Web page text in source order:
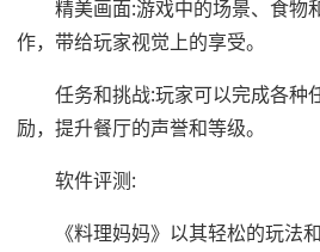
精美画面:游戏中的场景、食物
作，带给玩家视觉上的享受。
任务和挑战:玩家可以完成各种
励，提升餐厅的声誉和等级。
软件评测:
《料理妈妈》以其轻松的玩法